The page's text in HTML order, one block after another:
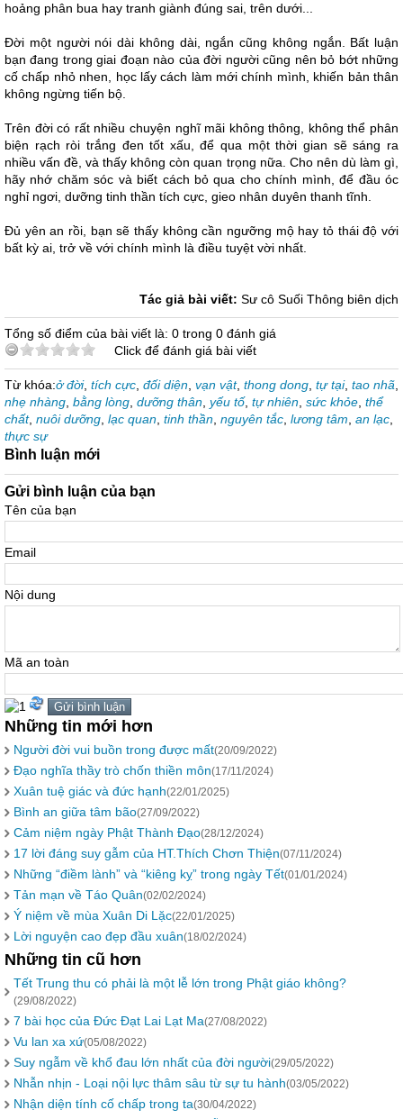
hoảng phân bua hay tranh giành đúng sai, trên dưới...
Đời một người nói dài không dài, ngắn cũng không ngắn. Bất luận
bạn đang trong giai đoạn nào của đời người cũng nên bỏ bớt những
cố chấp nhỏ nhen, học lấy cách làm mới chính mình, khiến bản thân
không ngừng tiến bộ.
Trên đời có rất nhiều chuyện nghĩ mãi không thông, không thể phân
biện rạch ròi trắng đen tốt xấu, để qua một thời gian sẽ sáng ra
nhiều vấn đề, và thấy không còn quan trọng nữa. Cho nên dù làm gì,
hãy nhớ chăm sóc và biết cách bỏ qua cho chính mình, để đầu óc
nghỉ ngơi, dưỡng tinh thần tích cực, gieo nhân duyên thanh tĩnh.
Đủ yên an rồi, bạn sẽ thấy không cần ngưỡng mộ hay tỏ thái độ với
bất kỳ ai, trở về với chính mình là điều tuyệt vời nhất.
Tác giả bài viết: Sư cô Suối Thông biên dịch
Tổng số điểm của bài viết là: 0 trong 0 đánh giá
Click để đánh giá bài viết
Từ khóa:ở đời, tích cực, đối diện, vạn vật, thong dong, tự tại, tao nhã,
nhẹ nhàng, bằng lòng, dưỡng thân, yếu tố, tự nhiên, sức khỏe, thể
chất, nuôi dưỡng, lạc quan, tinh thần, nguyên tắc, lương tâm, an lạc,
thực sự
Bình luận mới
Gửi bình luận của bạn
Tên của bạn
Email
Nội dung
Mã an toàn
Những tin mới hơn
Người đời vui buồn trong được mất(20/09/2022)
Đạo nghĩa thầy trò chốn thiền môn(17/11/2024)
Xuân tuệ giác và đức hạnh(22/01/2025)
Bình an giữa tâm bão(27/09/2022)
Cảm niệm ngày Phật Thành Đạo(28/12/2024)
17 lời đáng suy gẫm của HT.Thích Chơn Thiện(07/11/2024)
Những “điềm lành” và “kiêng kỵ” trong ngày Tết(01/01/2024)
Tản mạn về Táo Quân(02/02/2024)
Ý niệm về mùa Xuân Di Lặc(22/01/2025)
Lời nguyện cao đẹp đầu xuân(18/02/2024)
Những tin cũ hơn
Tết Trung thu có phải là một lễ lớn trong Phật giáo không?
(29/08/2022)
7 bài học của Đức Đạt Lai Lạt Ma(27/08/2022)
Vu lan xa xứ(05/08/2022)
Suy ngẫm về khổ đau lớn nhất của đời người(29/05/2022)
Nhẫn nhịn - Loại nội lực thâm sâu từ sự tu hành(03/05/2022)
Nhận diện tính cố chấp trong ta(30/04/2022)